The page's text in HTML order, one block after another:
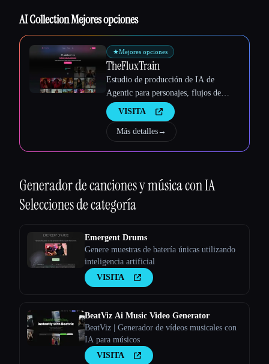
AI Collection Mejores opciones
★Mejores opciones
TheFluxTrain
Estudio de producción de IA de
Agentic para personajes, flujos de
trabajo y vídeos coherentes
VISITA
Más detalles→
Generador de canciones y música con IA
Selecciones de categoría
Emergent Drums
Genere muestras de batería únicas utilizando
inteligencia artificial
VISITA
BeatViz Ai Music Video Generator
BeatViz | Generador de vídeos musicales con
IA para músicos
VISITA